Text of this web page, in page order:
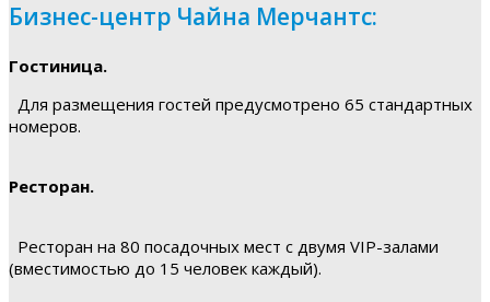
Бизнес-центр Чайна Мерчантс:
Гостиница.
Для размещения гостей предусмотрено 65 стандартных
номеров.
Ресторан.
Ресторан на 80 посадочных мест с двумя VIP-залами
(вместимостью до 15 человек каждый).